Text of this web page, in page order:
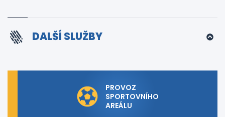
DALŠÍ SLUŽBY
PROVOZ
SPORTOVNÍHO
AREÁLU